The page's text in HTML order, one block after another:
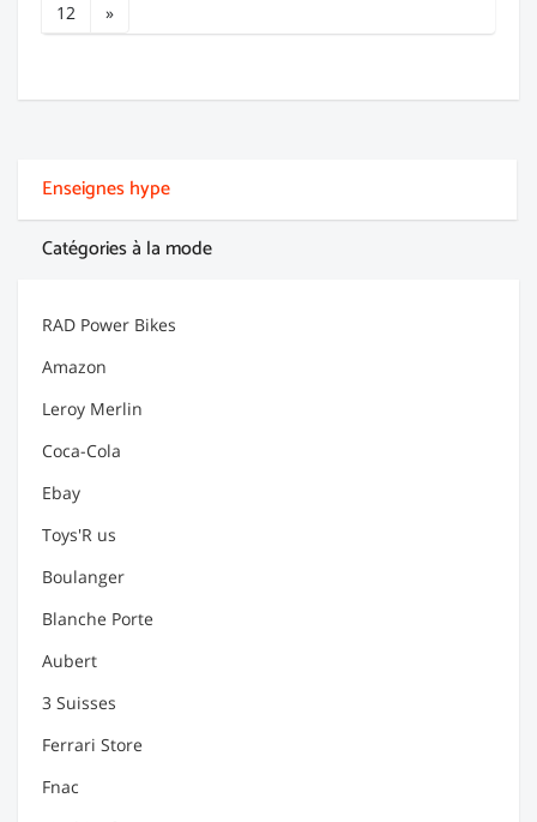
12
»
Enseignes hype
Catégories à la mode
RAD Power Bikes
Amazon
Leroy Merlin
Coca-Cola
Ebay
Toys'R us
Boulanger
Blanche Porte
Aubert
3 Suisses
Ferrari Store
Fnac